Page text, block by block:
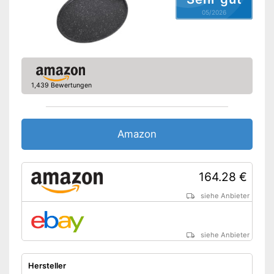
Spülmaschinengeeignet
Amazon Lieferzeit
siehe Anbieter
05/2026
1,439 Bewertungen
Amazon
164.28 €
siehe Anbieter
siehe Anbieter
Hersteller